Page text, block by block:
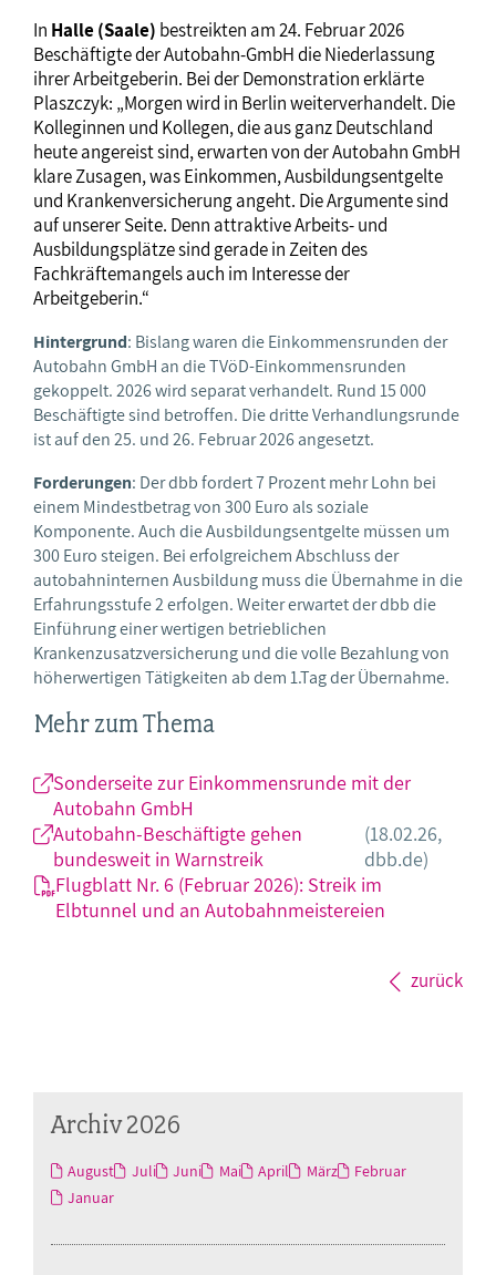
In Halle (Saale) bestreikten am 24. Februar 2026
Beschäftigte der Autobahn-GmbH die Niederlassung
ihrer Arbeitgeberin. Bei der Demonstration erklärte
Plaszczyk: „Morgen wird in Berlin weiterverhandelt. Die
Kolleginnen und Kollegen, die aus ganz Deutschland
heute angereist sind, erwarten von der Autobahn GmbH
klare Zusagen, was Einkommen, Ausbildungsentgelte
und Krankenversicherung angeht. Die Argumente sind
auf unserer Seite. Denn attraktive Arbeits- und
Ausbildungsplätze sind gerade in Zeiten des
Fachkräftemangels auch im Interesse der
Arbeitgeberin.“
Hintergrund: Bislang waren die Einkommensrunden der
Autobahn GmbH an die TVöD-Einkommensrunden
gekoppelt. 2026 wird separat verhandelt. Rund 15 000
Beschäftigte sind betroffen. Die dritte Verhandlungsrunde
ist auf den 25. und 26. Februar 2026 angesetzt.
Forderungen: Der dbb fordert 7 Prozent mehr Lohn bei
einem Mindestbetrag von 300 Euro als soziale
Komponente. Auch die Ausbildungsentgelte müssen um
300 Euro steigen. Bei erfolgreichem Abschluss der
autobahninternen Ausbildung muss die Übernahme in die
Erfahrungsstufe 2 erfolgen. Weiter erwartet der dbb die
Einführung einer wertigen betrieblichen
Krankenzusatzversicherung und die volle Bezahlung von
höherwertigen Tätigkeiten ab dem 1.Tag der Übernahme.
Mehr zum Thema
Sonderseite zur Einkommensrunde mit der
Autobahn GmbH
Autobahn-Beschäftigte gehen
bundesweit in Warnstreik
(18.02.26,
dbb.de)
Flugblatt Nr. 6 (Februar 2026): Streik im
Elbtunnel und an Autobahnmeistereien
zurück
Archiv 2026
August Juli Juni Mai April März
Februar
Januar